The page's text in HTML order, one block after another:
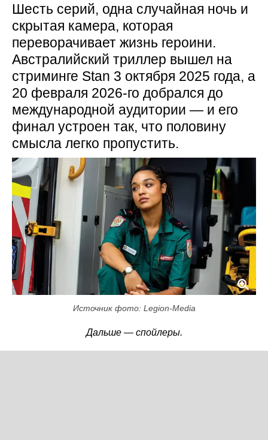
Шесть серий, одна случайная ночь и
скрытая камера, которая
переворачивает жизнь героини.
Австралийский триллер вышел на
стриминге Stan 3 октября 2025 года, а
20 февраля 2026-го добрался до
международной аудитории — и его
финал устроен так, что половину
смысла легко пропустить.
Источник фото: Legion-Media
Дальше — спойлеры.